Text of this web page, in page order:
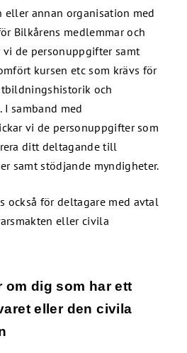
annan organisation med
Bilkårens medlemmar och
de personuppgifter samt
kursen etc som krävs för
och
samband med
vi de personuppgifter som
ditt deltagande till
samt stödjande myndigheter.
också för deltagare med avtal
eller civila
om dig som har ett
eller den civila